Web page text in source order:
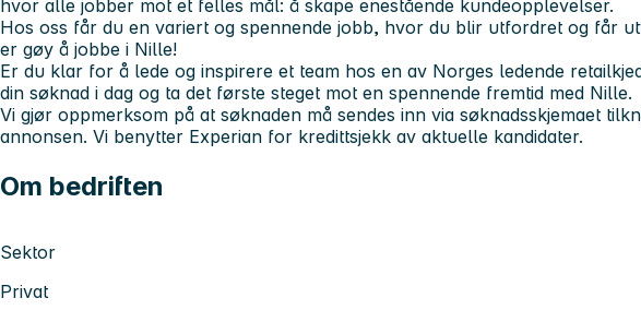
hvor alle jobber mot et felles mål: å skape enestående kundeopplevelser.
Hos oss får du en variert og spennende jobb, hvor du blir utfordret og får
er gøy å jobbe i Nille!
Er du klar for å lede og inspirere et team hos en av Norges ledende
din søknad i dag og ta det første steget mot en spennende fremtid med Nille.
Vi gjør oppmerksom på at søknaden må sendes inn via søknadsskjemaet
annonsen. Vi benytter Experian for kredittsjekk av aktuelle kandidater.
Om bedriften
Sektor
Privat